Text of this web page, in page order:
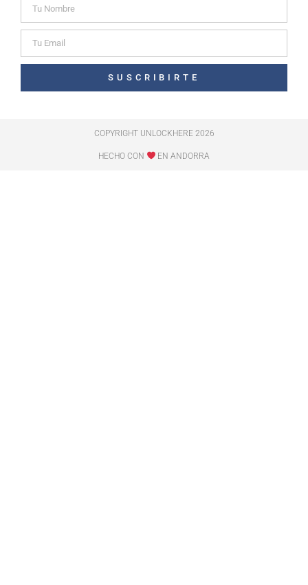
SUSCRIBIRTE
COPYRIGHT UNLOCKHERE 2026
HECHO CON EN ANDORRA